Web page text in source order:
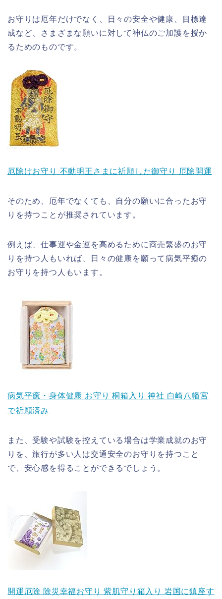
お守りは厄年だけでなく、日々の安全や健康、目標達
成など、さまざまな願いに対して神仏のご加護を授か
るためのものです。
厄除けお守り 不動明王さまに祈願した御守り 厄除開運
そのため、厄年でなくても、自分の願いに合ったお守
りを持つことが推奨されています。
例えば、仕事運や金運を高めるために商売繁盛のお守
りを持つ人もいれば、日々の健康を願って病気平癒の
お守りを持つ人もいます。
病気平癒・身体健康 お守り 桐箱入り 神社 白崎八幡宮
で祈願済み
また、受験や試験を控えている場合は学業成就のお守
りを、旅行が多い人は交通安全のお守りを持つこと
で、安心感を得ることができるでしょう。
開運厄除 除災幸福お守り 紫肌守り箱入り 岩国に鎮座す